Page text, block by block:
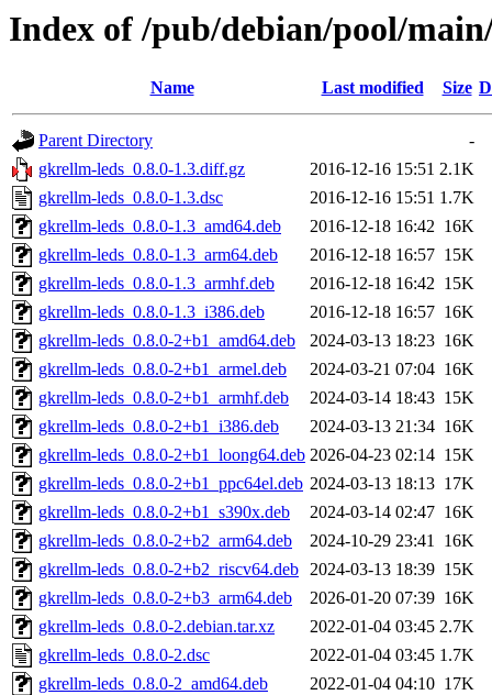
Index of /pub/debian/pool/
Name Last modified Size
Parent Directory
-
gkrellm-leds_0.8.0-1.3.diff.gz
2016-12-16 15:51 2.1K
gkrellm-leds_0.8.0-1.3.dsc
2016-12-16 15:51 1.7K
gkrellm-leds_0.8.0-1.3_amd64.deb
2016-12-18 16:42 16K
gkrellm-leds_0.8.0-1.3_arm64.deb
2016-12-18 16:57 15K
gkrellm-leds_0.8.0-1.3_armhf.deb
2016-12-18 16:42 15K
gkrellm-leds_0.8.0-1.3_i386.deb
2016-12-18 16:57 16K
gkrellm-leds_0.8.0-2+b1_amd64.deb
2024-03-13 18:23 16K
gkrellm-leds_0.8.0-2+b1_armel.deb
2024-03-21 07:04 16K
gkrellm-leds_0.8.0-2+b1_armhf.deb
2024-03-14 18:43 15K
gkrellm-leds_0.8.0-2+b1_i386.deb
2024-03-13 21:34 16K
gkrellm-leds_0.8.0-2+b1_loong64.deb 2026-04-23 02:14 15K
gkrellm-leds_0.8.0-2+b1_ppc64el.deb 2024-03-13 18:13 17K
gkrellm-leds_0.8.0-2+b1_s390x.deb
2024-03-14 02:47 16K
gkrellm-leds_0.8.0-2+b2_arm64.deb
2024-10-29 23:41 16K
gkrellm-leds_0.8.0-2+b2_riscv64.deb 2024-03-13 18:39 15K
gkrellm-leds_0.8.0-2+b3_arm64.deb
2026-01-20 07:39 16K
gkrellm-leds_0.8.0-2.debian.tar.xz
2022-01-04 03:45 2.7K
gkrellm-leds_0.8.0-2.dsc
2022-01-04 03:45 1.7K
gkrellm-leds_0.8.0-2_amd64.deb
2022-01-04 04:10 17K